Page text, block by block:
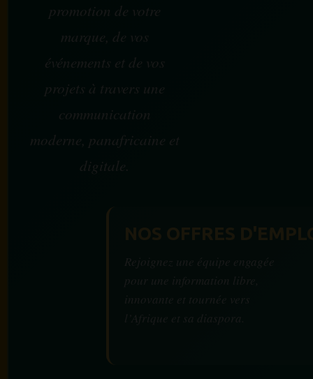
promotion de votre
marque, de vos
événements et de vos
projets à travers une
communication
moderne, panafricaine et
digitale.